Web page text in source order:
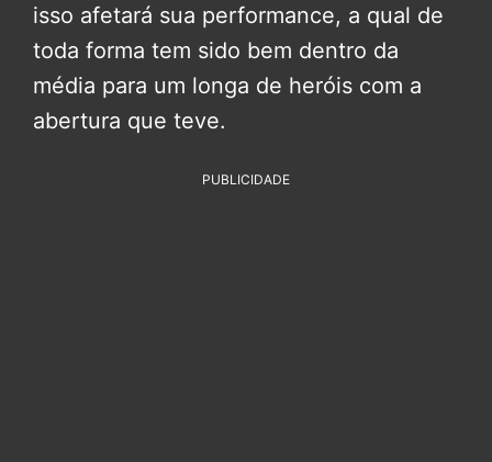
isso afetará sua performance, a qual de
toda forma tem sido bem dentro da
média para um longa de heróis com a
abertura que teve.
PUBLICIDADE